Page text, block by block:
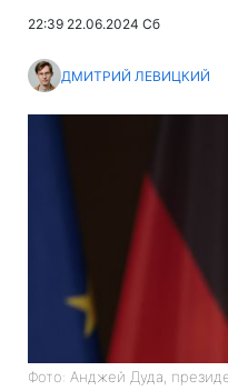
22:39 22.06.2024 Сб
ДМИТРИЙ ЛЕВИЦКИЙ
Фото: Анджей Дуда,